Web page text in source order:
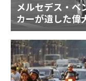
メルセデス・ベ
カーが遺した偉